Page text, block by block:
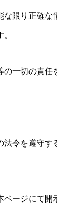
限り正確
一切の責任
令を遵守
ージにて開